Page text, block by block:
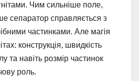
Чим сильніше поле,
сепаратор справляється з
частинками. Але магія
конструкція, швидкість
та навіть розмір частинок
роль.